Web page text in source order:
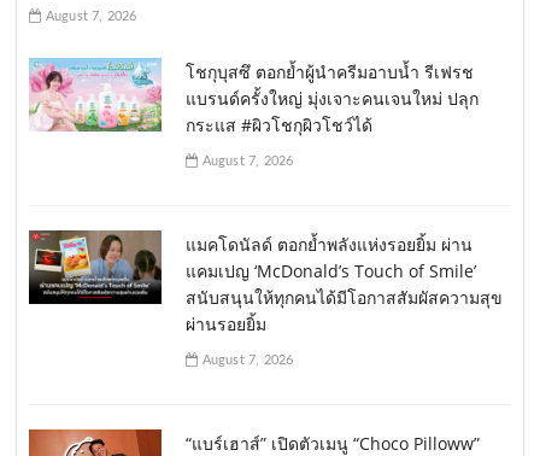
August 7, 2026
โชกุบุสซึ ตอกย้ำผู้นำครีมอาบน้ำ รีเฟรช
แบรนด์ครั้งใหญ่ มุ่งเจาะคนเจนใหม่ ปลุก
กระแส #ผิวโชกุผิวโชว์ได้
August 7, 2026
แมคโดนัลด์ ตอกย้ำพลังแห่งรอยยิ้ม ผ่าน
แคมเปญ ‘McDonald’s Touch of Smile’
สนับสนุนให้ทุกคนได้มีโอกาสสัมผัสความสุข
ผ่านรอยยิ้ม
August 7, 2026
“แบร์เฮาส์” เปิดตัวเมนู “Choco Pilloww”